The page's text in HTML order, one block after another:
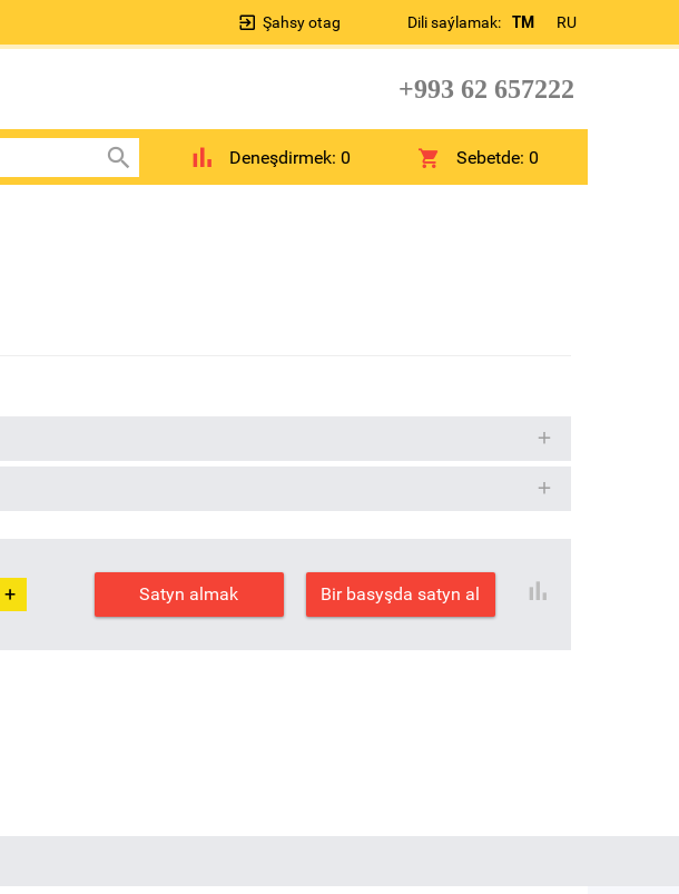
Dili saýlamak: TM RU
Şahsy otag
+993 62 657222
Deneşdirmek: 0 Sebetde:0
+ Satyn almak Bir basyşda satyn al